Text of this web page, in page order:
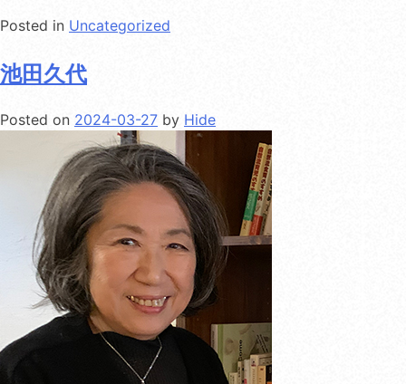
Posted in Uncategorized
池田久代
Posted on 2024-03-27 by Hide